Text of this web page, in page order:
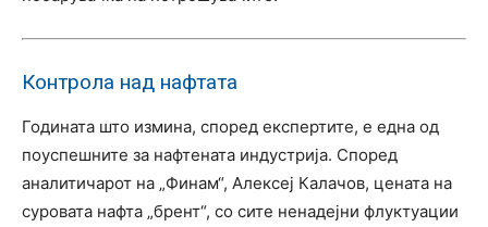
Контрола над нафтата
Годината што измина, според експертите, е една од
поуспешните за нафтената индустрија. Според
аналитичарот на „Финам“, Алексеј Калачов, цената на
суровата нафта „брент“, со сите ненадејни флуктуации